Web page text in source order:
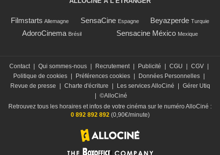
Filmstarts Allemagne SensaCine Espagne Beyazperde Turquie
AdoroCinema Brésil Sensacine México Mexique
Contact | Qui sommes-nous | Recrutement | Publicité | CGU | CGV |
Politique de cookies | Préférences cookies | Données Personnelles |
Revue de presse
| Charte d'écriture | Les services AlloCiné | Gérer Utiq
| ©AlloCiné
Retrouvez tous les horaires et infos de votre cinéma sur le numéro AlloCiné :
0 892 892 892(0,90€/minute)